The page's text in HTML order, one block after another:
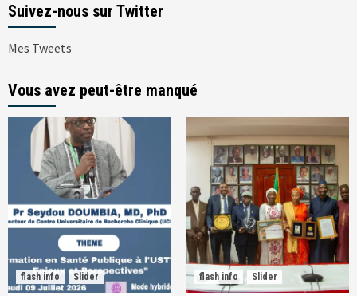
Suivez-nous sur Twitter
Mes Tweets
Vous avez peut-être manqué
flash info Slider flash info Slider